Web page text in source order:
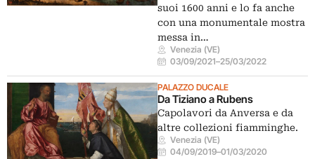
suoi 1600 anni e lo fa anche
con una monumentale mostra
messa in…
Venezia (VE)
03/09/2021–25/03/2022
PALAZZO DUCALE
Da Tiziano a Rubens
Capolavori da Anversa e da
altre collezioni fiamminghe.
Venezia (VE)
04/09/2019–01/03/2020